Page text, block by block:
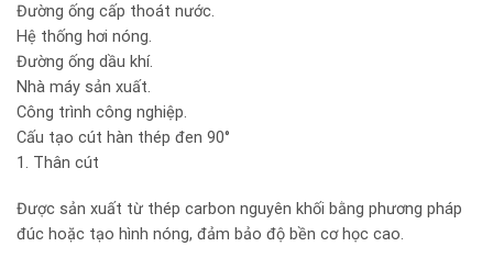
Đường ống cấp thoát nước.
Hệ thống hơi nóng.
Đường ống dầu khí.
Nhà máy sản xuất.
Công trình công nghiệp.
Cấu tạo cút hàn thép đen 90°
1. Thân cút
Được sản xuất từ thép carbon nguyên khối bằng phương pháp
đúc hoặc tạo hình nóng, đảm bảo độ bền cơ học cao.